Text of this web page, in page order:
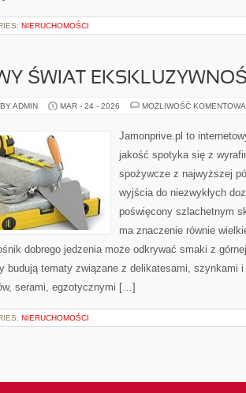
NIERUCHOMOŚCI
ŚWIAT
ADMIN MAR - 24 - 2026 MOŻLIWOŚĆ
Jamonprive.pl to
jakość spotyka się z
spożywcze z najwyższej
wyjścia do niezwykłych
poświęcony szlachetnym
ma znaczenie równie
dobrego jedzenia może odkrywać smaki z
budują tematy związane z delikatesami, szynkami
serami, egzotycznymi […]
NIERUCHOMOŚCI